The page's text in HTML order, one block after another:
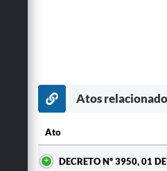
Atos
Ato
DECRETO Nº 3950, 01